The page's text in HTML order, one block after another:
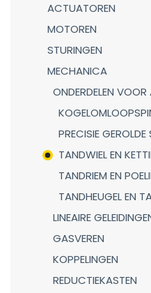
ACTUATOREN
MOTOREN
STURINGEN
MECHANICA
ONDERDELEN
PRECISIE GEROLDE
TANDWIEL EN
TANDRIEM EN
TANDHEUGEL EN
LINEAIRE
GASVEREN
KOPPELINGEN
REDUCTIEKASTEN